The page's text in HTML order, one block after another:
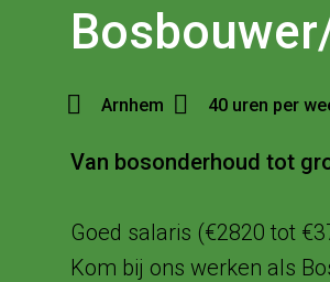
Arnhem 40 uren per
Van bosonderhoud tot
Goed salaris (€2820 tot
Kom bij ons werken als